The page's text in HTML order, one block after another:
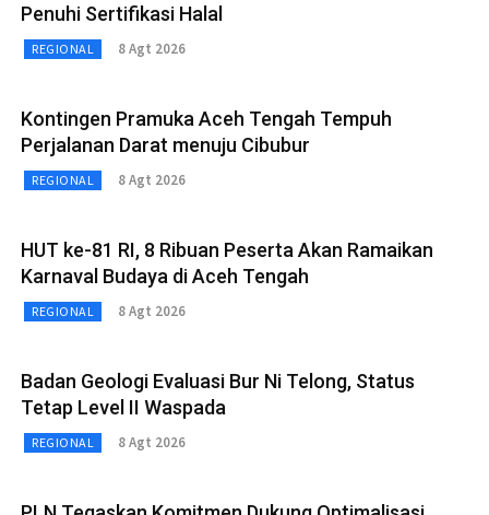
Penuhi Sertifikasi Halal
REGIONAL 8 Agt 2026
Kontingen Pramuka Aceh Tengah Tempuh
Perjalanan Darat menuju Cibubur
REGIONAL 8 Agt 2026
HUT ke-81 RI, 8 Ribuan Peserta Akan Ramaikan
Karnaval Budaya di Aceh Tengah
REGIONAL 8 Agt 2026
Badan Geologi Evaluasi Bur Ni Telong, Status
Tetap Level II Waspada
REGIONAL 8 Agt 2026